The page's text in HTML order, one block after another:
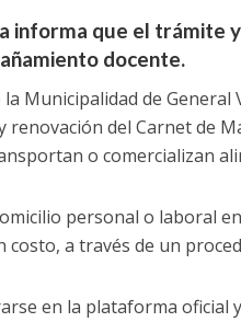
informa que el trámite
docente.
Municipalidad de
renovación del Carnet de
o comercializan
personal o laboral
a través de un
en la plataforma oficial